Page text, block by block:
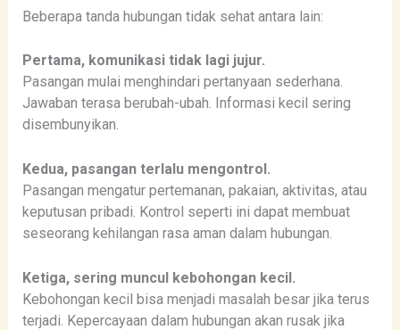
Beberapa tanda hubungan tidak sehat antara lain:
Pertama, komunikasi tidak lagi jujur.
Pasangan mulai menghindari pertanyaan sederhana.
Jawaban terasa berubah-ubah. Informasi kecil sering
disembunyikan.
Kedua, pasangan terlalu mengontrol.
Pasangan mengatur pertemanan, pakaian, aktivitas, atau
keputusan pribadi. Kontrol seperti ini dapat membuat
seseorang kehilangan rasa aman dalam hubungan.
Ketiga, sering muncul kebohongan kecil.
Kebohongan kecil bisa menjadi masalah besar jika terus
terjadi. Kepercayaan dalam hubungan akan rusak jika